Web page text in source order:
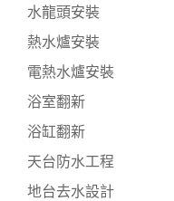
水龍頭安裝
熱水爐安裝
電熱水爐安裝
浴室翻新
浴缸翻新
天台防水工程
地台去水設計